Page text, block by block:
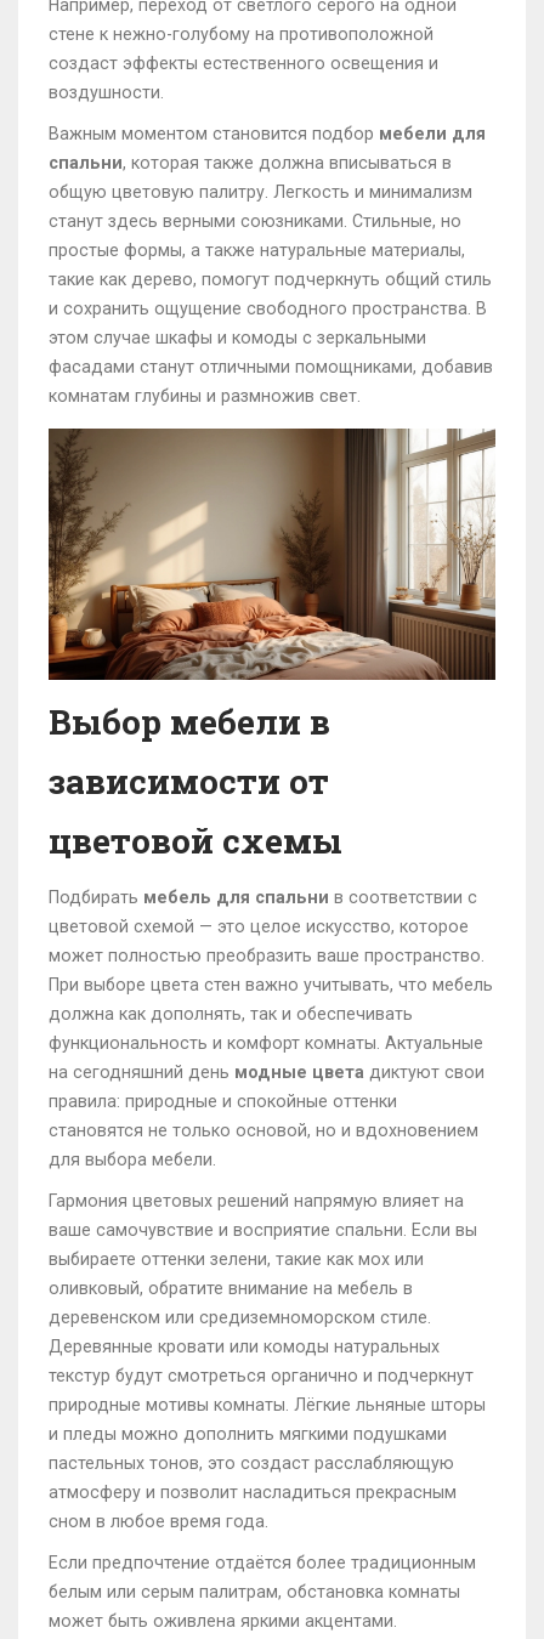
Например, переход от светлого серого на одной
стене к нежно-голубому на противоположной
создаст эффекты естественного освещения и
воздушности.
Важным моментом становится подбор мебели для
спальни, которая также должна вписываться в
общую цветовую палитру. Легкость и минимализм
станут здесь верными союзниками. Стильные, но
простые формы, а также натуральные материалы,
такие как дерево, помогут подчеркнуть общий стиль
и сохранить ощущение свободного пространства. В
этом случае шкафы и комоды с зеркальными
фасадами станут отличными помощниками, добавив
комнатам глубины и размножив свет.
Выбор мебели в
зависимости от
цветовой схемы
Подбирать мебель для спальни в соответствии с
цветовой схемой — это целое искусство, которое
может полностью преобразить ваше пространство.
При выборе цвета стен важно учитывать, что мебель
должна как дополнять, так и обеспечивать
функциональность и комфорт комнаты. Актуальные
на сегодняшний день модные цвета диктуют свои
правила: природные и спокойные оттенки
становятся не только основой, но и вдохновением
для выбора мебели.
Гармония цветовых решений напрямую влияет на
ваше самочувствие и восприятие спальни. Если вы
выбираете оттенки зелени, такие как мох или
оливковый, обратите внимание на мебель в
деревенском или средиземноморском стиле.
Деревянные кровати или комоды натуральных
текстур будут смотреться органично и подчеркнут
природные мотивы комнаты. Лёгкие льняные шторы
и пледы можно дополнить мягкими подушками
пастельных тонов, это создаст расслабляющую
атмосферу и позволит насладиться прекрасным
сном в любое время года.
Если предпочтение отдаётся более традиционным
белым или серым палитрам, обстановка комнаты
может быть оживлена яркими акцентами.